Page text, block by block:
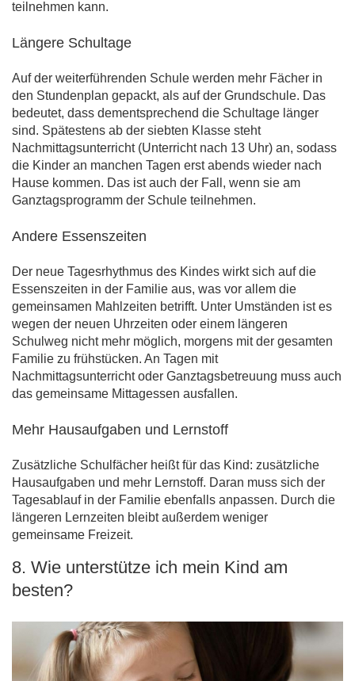
teilnehmen kann.
Längere Schultage
Auf der weiterführenden Schule werden mehr Fächer in
den Stundenplan gepackt, als auf der Grundschule. Das
bedeutet, dass dementsprechend die Schultage länger
sind. Spätestens ab der siebten Klasse steht
Nachmittagsunterricht (Unterricht nach 13 Uhr) an, sodass
die Kinder an manchen Tagen erst abends wieder nach
Hause kommen. Das ist auch der Fall, wenn sie am
Ganztagsprogramm der Schule teilnehmen.
Andere Essenszeiten
Der neue Tagesrhythmus des Kindes wirkt sich auf die
Essenszeiten in der Familie aus, was vor allem die
gemeinsamen Mahlzeiten betrifft. Unter Umständen ist es
wegen der neuen Uhrzeiten oder einem längeren
Schulweg nicht mehr möglich, morgens mit der gesamten
Familie zu frühstücken. An Tagen mit
Nachmittagsunterricht oder Ganztagsbetreuung muss auch
das gemeinsame Mittagessen ausfallen.
Mehr Hausaufgaben und Lernstoff
Zusätzliche Schulfächer heißt für das Kind: zusätzliche
Hausaufgaben und mehr Lernstoff. Daran muss sich der
Tagesablauf in der Familie ebenfalls anpassen. Durch die
längeren Lernzeiten bleibt außerdem weniger
gemeinsame Freizeit.
8. Wie unterstütze ich mein Kind am
besten?